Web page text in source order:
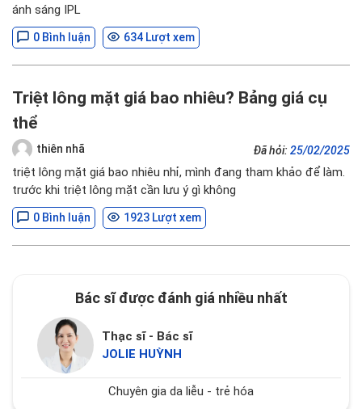
ánh sáng IPL
0 Bình luận 634 Lượt xem
Triệt lông mặt giá bao nhiêu? Bảng giá cụ
thể
thiên nhã Đã hỏi: 25/02/2025
triệt lông mặt giá bao nhiêu nhỉ, mình đang tham khảo để làm.
trước khi triệt lông mặt cần lưu ý gì không
0 Bình luận 1923 Lượt xem
Bác sĩ được đánh giá nhiều nhất
Thạc sĩ - Bác sĩ
JOLIE HUỲNH
Chuyên gia da liễu - trẻ hóa